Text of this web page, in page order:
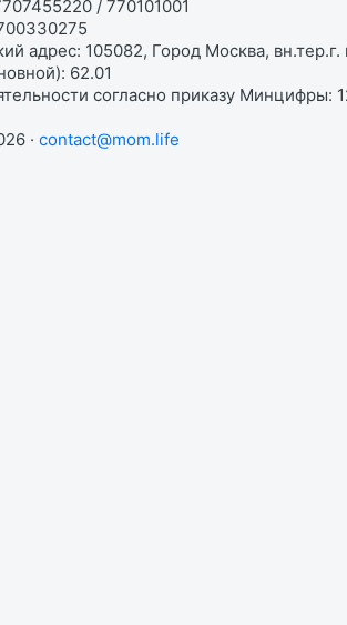
/ 770101001
адрес: 105082, Город Москва,
62.01
согласно приказу Минцифры:
· contact@mom.life